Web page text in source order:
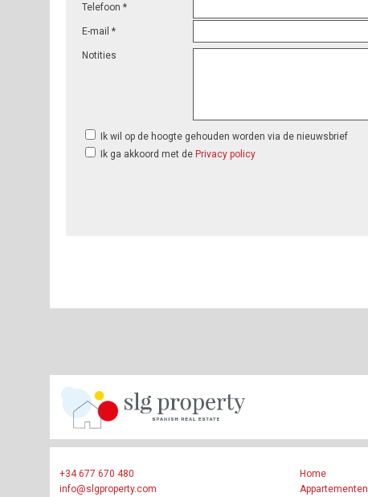
Telefoon *
E-mail *
Notities
Ik wil op de hoogte gehouden worden via de nieuwsbrief
Ik ga akkoord met de Privacy policy
+34 677 670 480
info@slgproperty.com
Home
Appartementen